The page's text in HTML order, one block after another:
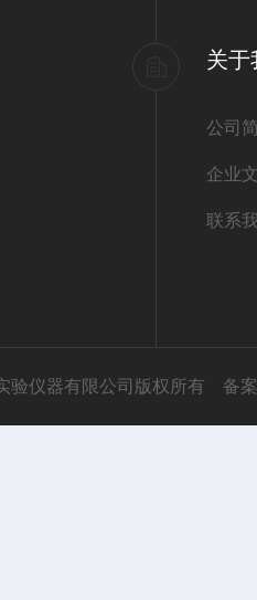
关于
公司
企业
联系
验仪器有限公司版权所有 备